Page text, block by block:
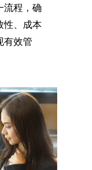
流程，确
性、成本
有效管